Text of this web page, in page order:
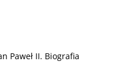
Paweł II. Biografia